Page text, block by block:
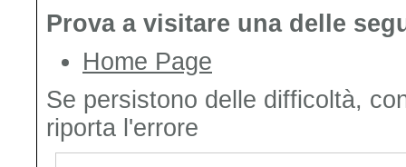
Prova a visitare una delle
Home Page
Se persistono delle difficoltà,
riporta l'errore